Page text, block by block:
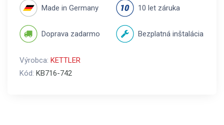
Made in Germany 10 let záruka
Doprava zadarmo Bezplatná inštalácia
Výrobca: KETTLER
Kód: KB716-742